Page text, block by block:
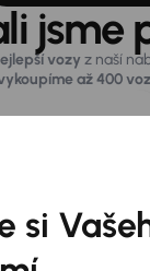
jsme
vozy z naší
až 400
si